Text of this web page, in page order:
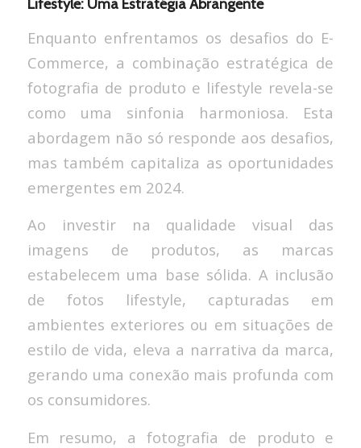
Lifestyle: Uma Estratégia Abrangente
Enquanto enfrentamos os desafios do E-
Commerce, a combinação estratégica de
fotografia de produto e lifestyle revela-se
como uma sinfonia harmoniosa. Esta
abordagem não só responde aos desafios,
mas também capitaliza as oportunidades
emergentes em 2024.
Ao investir na qualidade visual das
imagens de produtos, as marcas
estabelecem uma base sólida. A inclusão
de fotos lifestyle, capturadas em
ambientes exteriores ou em situações de
estilo de vida, eleva a narrativa da marca,
gerando uma conexão mais profunda com
os consumidores.
Em resumo, a fotografia de produto e